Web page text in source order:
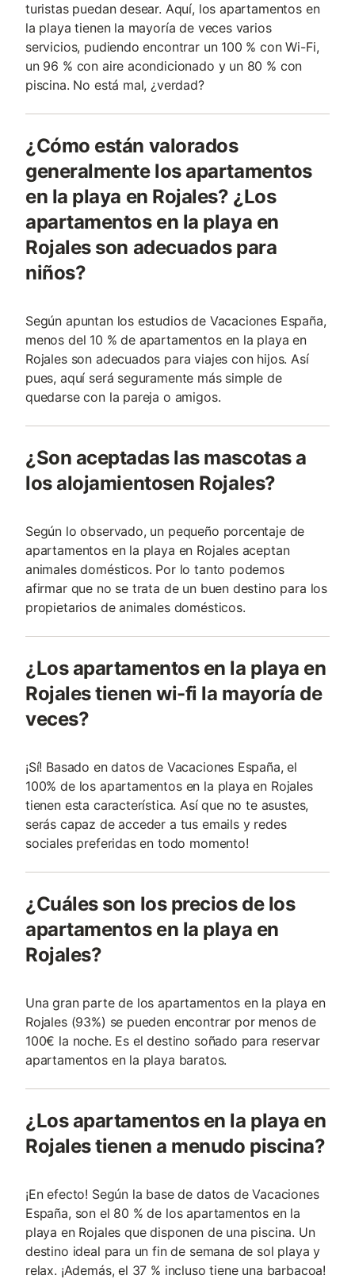
turistas puedan desear. Aquí, los apartamentos en
la playa tienen la mayoría de veces varios
servicios, pudiendo encontrar un 100 % con Wi-Fi,
un 96 % con aire acondicionado y un 80 % con
piscina. No está mal, ¿verdad?
¿Cómo están valorados
generalmente los apartamentos
en la playa en Rojales? ¿Los
apartamentos en la playa en
Rojales son adecuados para
niños?
Según apuntan los estudios de Vacaciones España,
menos del 10 % de apartamentos en la playa en
Rojales son adecuados para viajes con hijos. Así
pues, aquí será seguramente más simple de
quedarse con la pareja o amigos.
¿Son aceptadas las mascotas a
los alojamientosen Rojales?
Según lo observado, un pequeño porcentaje de
apartamentos en la playa en Rojales aceptan
animales domésticos. Por lo tanto podemos
afirmar que no se trata de un buen destino para los
propietarios de animales domésticos.
¿Los apartamentos en la playa en
Rojales tienen wi-fi la mayoría de
veces?
¡Sí! Basado en datos de Vacaciones España, el
100% de los apartamentos en la playa en Rojales
tienen esta característica. Así que no te asustes,
serás capaz de acceder a tus emails y redes
sociales preferidas en todo momento!
¿Cuáles son los precios de los
apartamentos en la playa en
Rojales?
Una gran parte de los apartamentos en la playa en
Rojales (93%) se pueden encontrar por menos de
100€ la noche. Es el destino soñado para reservar
apartamentos en la playa baratos.
¿Los apartamentos en la playa en
Rojales tienen a menudo piscina?
¡En efecto! Según la base de datos de Vacaciones
España, son el 80 % de los apartamentos en la
playa en Rojales que disponen de una piscina. Un
destino ideal para un fin de semana de sol playa y
relax. ¡Además, el 37 % incluso tiene una barbacoa!